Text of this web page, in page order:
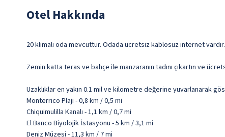
Otel Hakkında
20 klimalı oda mevcuttur. Odada ücretsiz kablosuz internet vardır.
Zemin katta teras ve bahçe ile manzaranın tadını çıkartın ve
Uzaklıklar en yakın 0.1 mil ve kilometre değerine yuvarlanarak
Monterrico Plajı - 0,8 km / 0,5 mi
Chiquimulilla Kanalı - 1,1 km / 0,7 mi
El Banco Biyolojik İstasyonu - 5 km / 3,1 mi
Deniz Müzesi - 11,3 km / 7 mi